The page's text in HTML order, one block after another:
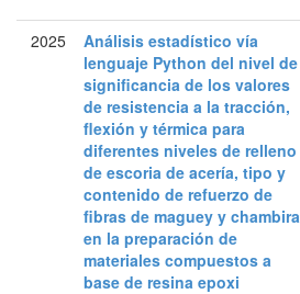
2025
Análisis estadístico vía
lenguaje Python del nivel de
significancia de los valores
de resistencia a la tracción,
flexión y térmica para
diferentes niveles de relleno
de escoria de acería, tipo y
contenido de refuerzo de
fibras de maguey y chambira
en la preparación de
materiales compuestos a
base de resina epoxi